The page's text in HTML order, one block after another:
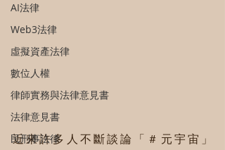
AI法律
Web3法律
虛擬資產法律
數位人權
律師實務與法律意見書
法律意見書
民刑事法律
近來許多人不斷談論「＃元宇宙」